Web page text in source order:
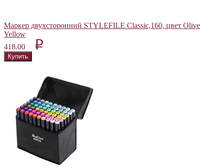
Маркер двухсторонний STYLEFILE Classic,160, цвет Olive
Yellow
418.00
p